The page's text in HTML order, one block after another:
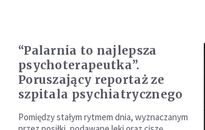
“Palarnia to najlepsza
psychoterapeutka”.
Poruszający reportaż ze
szpitala psychiatrycznego
Pomiędzy stałym rytmem dnia, wyznaczanym